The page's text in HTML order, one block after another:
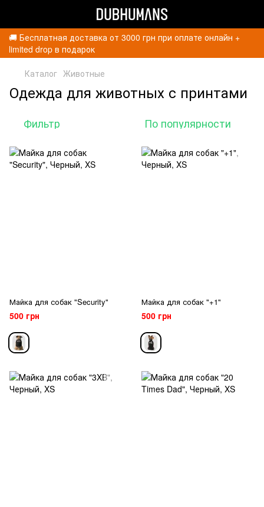
🚚 Бесплатная доставка от 3000 грн при оплате онлайн +
limited drop в подарок
Каталог Животные
Одежда для животных с принтами
Фильтр По популярности
Майка для собак "Security"
500 грн
Майка для собак "+1"
500 грн